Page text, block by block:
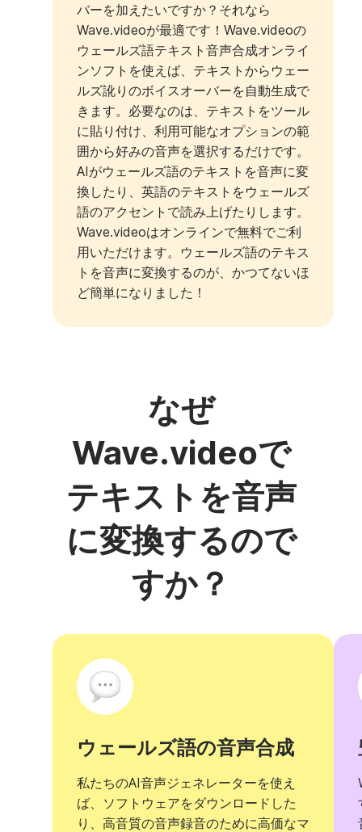
バーを加えたいですか？それなら
Wave.videoが最適です！Wave.videoの
ウェールズ語テキスト音声合成オンライ
ンソフトを使えば、テキストからウェー
ルズ訛りのボイスオーバーを自動生成で
きます。必要なのは、テキストをツール
に貼り付け、利用可能なオプションの範
囲から好みの音声を選択するだけです。
AIがウェールズ語のテキストを音声に変
換したり、英語のテキストをウェールズ
語のアクセントで読み上げたりします。
Wave.videoはオンラインで無料でご利
用いただけます。ウェールズ語のテキス
トを音声に変換するのが、かつてないほ
ど簡単になりました！
なぜ
Wave.videoで
テキストを音声
に変換するので
すか？
ウェールズ語の音声合成
私たちのAI音声ジェネレーターを使え
ば、ソフトウェアをダウンロードした
り、高音質の音声録音のために高価なマ